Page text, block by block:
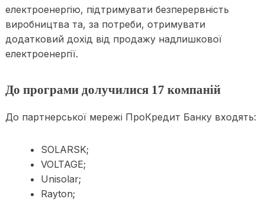
електроенергію, підтримувати безперервність
виробництва та, за потреби, отримувати
додатковий дохід від продажу надлишкової
електроенергії.
До програми долучилися 17 компаній
До партнерської мережі ПроКредит Банку входять:
SOLARSK;
VOLTAGE;
Unisolar;
Rayton;